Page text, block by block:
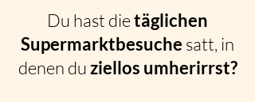
Du hast dietäglichen
Supermarktbesuche satt, in
denen duziellos umherirrst?